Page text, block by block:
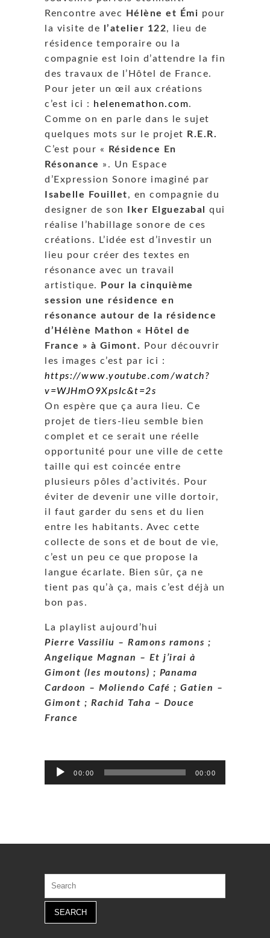
Rencontre avec
Hélène et Émi pour
la visite de
l’atelier 122, lieu de
résidence temporaire ou la
compagnie est loin d’attendre la fin
des travaux de l’Hôtel de France.
Pour jeter un œil aux créations
c’est ici :
helenemathon.com.
Comme on en parle dans le sujet
quelques mots sur le projet
R.E.R.
C’est pour «
Résidence En
Résonance ». Un Espace
d’Expression Sonore imaginé par
Isabelle Fouillet, en compagnie du
designer de son
Iker Elguezabal
qui
réalise l’habillage sonore de ces
créations. L’idée est d’investir un
lieu pour créer des textes en
résonance avec un travail
artistique.
Pour la cinquième
session une résidence en
résonance autour de la résidence
d’Hélène Mathon « Hôtel de
France » à Gimont.
Pour découvrir
les images c’est par ici :
https://www.youtube.com/watch?
v=WJHmO9XpsIc&t=2s
On espère que ça aura lieu. Ce
projet de tiers-lieu semble bien
complet et ce serait une réelle
opportunité pour une ville de cette
taille qui est coincée entre
plusieurs pôles d’activités. Pour
éviter de devenir une ville dortoir,
il faut garder du sens et du lien
entre les habitants. Avec cette
collecte de sons et de bout de vie,
c’est un peu ce que propose la
langue écarlate. Bien sûr, ça ne
tient pas qu’à ça, mais c’est déjà un
bon pas.
La playlist aujourd’hui
Pierre Vassiliu – Ramons ramons ;
Angelique Magnan – Et j’irai à
Gimont (les moutons) ; Panama
Cardoon – Moliendo Café ; Gatien –
Gimont ; Rachid Taha – Douce
France
Lecteur
audio
00:00 00:00
for: